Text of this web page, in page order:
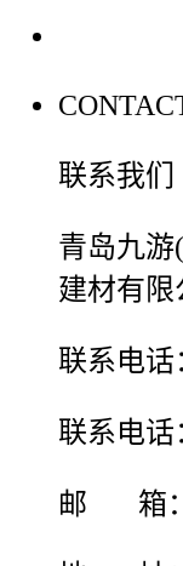
联系我们
青岛九游
建材有限
联系电话
联系电话
邮 箱：